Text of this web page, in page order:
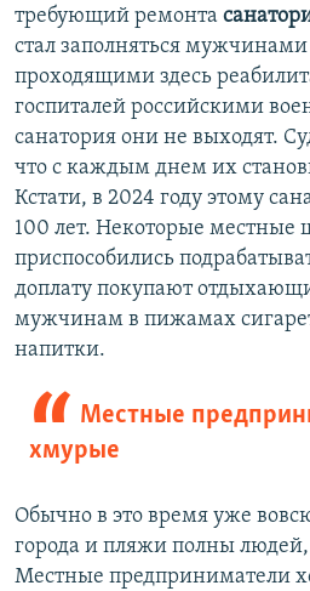
требующий ремонта
стал заполняться
проходящими здесь
госпиталей российскими
санатория они не выходят.
что с каждым днем их
Кстати, в 2024 году этому
100 лет. Некоторые местные
приспособились
доплату покупают
мужчинам в пижамах
напитки.
Местные
хмурые
Обычно в это время уже
города и пляжи полны
Местные предприниматели